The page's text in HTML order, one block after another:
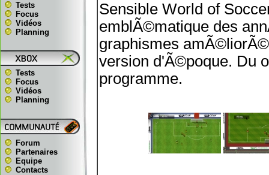
Tests
Focus
Vidéos
Planning
Tests
Focus
Vidéos
Planning
Forum
Partenaires
Equipe
Contacts
Sensible World of
emblÃ©matique des
graphismes
version d'Ã©poque. Du
programme.